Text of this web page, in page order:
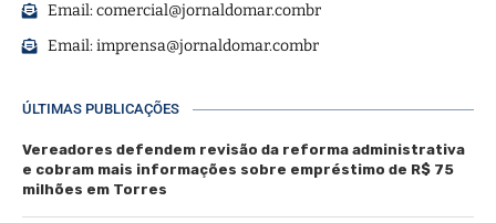
Email:comercial@jornaldomar.combr
Email:imprensa@jornaldomar.combr
ÚLTIMAS PUBLICAÇÕES
Vereadores defendem revisão da reforma administrativa
e cobram mais informações sobre empréstimo de R$ 75
milhões em Torres